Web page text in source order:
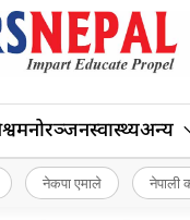
मनोरञ्जनस्वास्थ्यअन्य
नेकपा एमाले नेपाली